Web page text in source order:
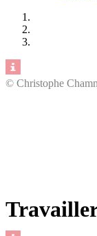
© Christophe